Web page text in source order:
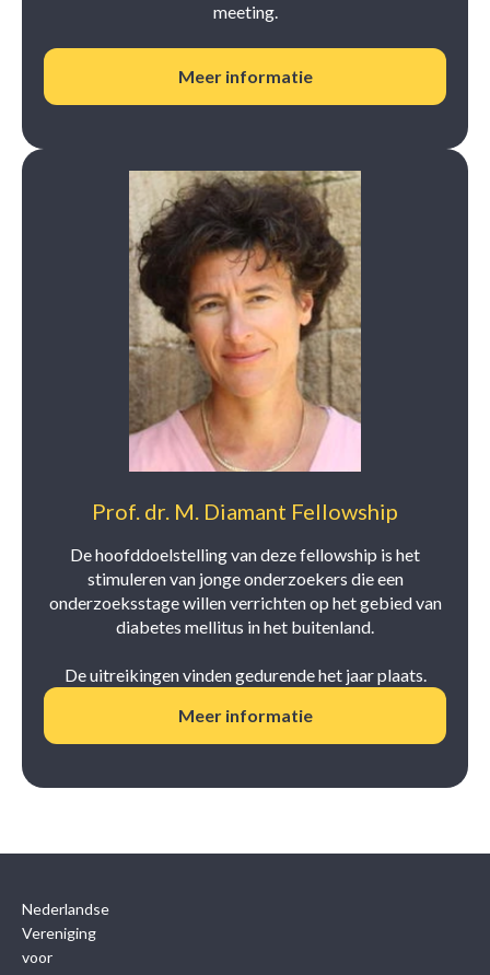
meeting.
Meer informatie
Prof. dr. M. Diamant Fellowship
De hoofddoelstelling van deze fellowship is het
stimuleren van jonge onderzoekers die een
onderzoeksstage willen verrichten op het gebied van
diabetes mellitus in het buitenland.
De uitreikingen vinden gedurende het jaar plaats.
Meer informatie
Nederlandse
Vereniging
voor